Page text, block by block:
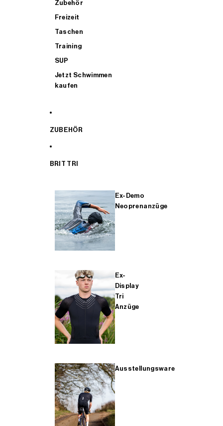
Zubehör
Freizeit
Taschen
Training
SUP
Jetzt Schwimmen
kaufen
ZUBEHÖR
BRIT TRI
Ex-Demo
Neoprenanzüge
Ex-
Display
Tri
Anzüge
Ausstellungsware